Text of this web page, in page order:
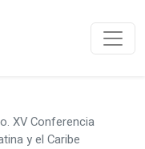
XV Conferencia
y el Caribe